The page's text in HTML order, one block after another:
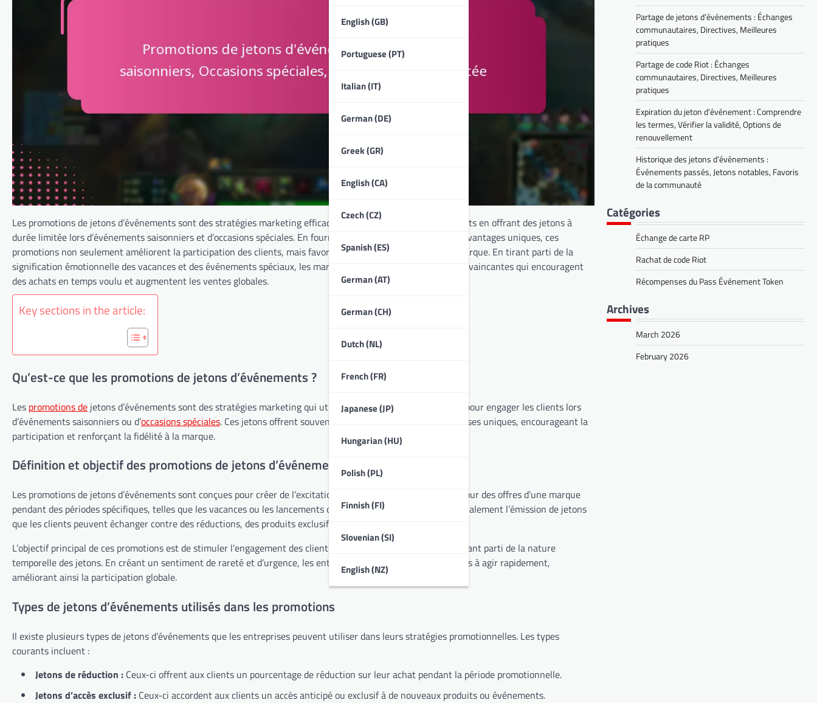
English (GB)
Portuguese (PT)
Italian (IT)
German (DE)
Greek (GR)
English (CA)
Czech (CZ)
Spanish (ES)
German (AT)
German (CH)
Dutch (NL)
French (FR)
Japanese (JP)
Hungarian (HU)
Polish (PL)
Finnish (FI)
Slovenian (SI)
English (NZ)
Les promotions de jetons d’événements sont des stratégies marketing efficaces conçues pour engager les clients en offrant des jetons à
durée limitée lors d’événements saisonniers et d’occasions spéciales. En fournissant des récompenses ou des avantages uniques, ces
promotions non seulement améliorent la participation des clients, mais favorisent également la fidélité à la marque. En tirant parti de la
signification émotionnelle des vacances et des événements spéciaux, les marques peuvent créer des offres convaincantes qui encouragent
des achats en temps voulu et augmentent les ventes globales.
Key sections in the article:
Qu’est-ce que les promotions de jetons d’événements ?
Les promotions de jetons d’événements sont des stratégies marketing qui utilisentdes jetons
à durée limitée pour engager les clients lors
d’événements saisonniers ou d’occasions spéciales. Ces jetons offrent souvent des avantages ou des récompenses uniques, encourageant la
participation et renforçant la fidélité à la marque.
Définition et objectif des promotions de jetons d’événements
Les promotions de jetons d’événements sont conçues pour créer de l’excitation et un sentiment d’urgence autour des offres d’une marque
pendant des périodes spécifiques, telles que les vacances ou les lancements de produits. Elles impliquent généralement l’émission de jetons
que les clients peuvent échanger contre des réductions, des produits exclusifs ou des expériences spéciales.
L’objectif principal de ces promotions est de stimuler l’engagement des clients et d’augmenter les ventes en tirant parti de la nature
temporelle des jetons. En créant un sentiment de rareté et d’urgence, les entreprises peuvent inciter les clients à agir rapidement,
améliorant ainsi la participation globale.
Types de jetons d’événements utilisés dans les promotions
Il existe plusieurs types de jetons d’événements que les entreprises peuvent utiliser dans leurs stratégies promotionnelles. Les types
courants incluent :
Jetons de réduction : Ceux-ci offrent aux clients un pourcentage de réduction sur leur achat pendant la période promotionnelle.
Jetons d’accès exclusif : Ceux-ci accordent aux clients un accès anticipé ou exclusif à de nouveaux produits ou événements.
Partage de jetons d’événements : Échanges
communautaires, Directives, Meilleures
pratiques
Partage de code Riot : Échanges
communautaires, Directives, Meilleures
pratiques
Expiration du jeton d’événement : Comprendre
les termes, Vérifier la validité, Options de
renouvellement
Historique des jetons d’événements :
Événements passés, Jetons notables, Favoris
de la communauté
Catégories
Échange de carte RP
Rachat de code Riot
Récompenses du Pass Événement Token
Archives
March 2026
February 2026